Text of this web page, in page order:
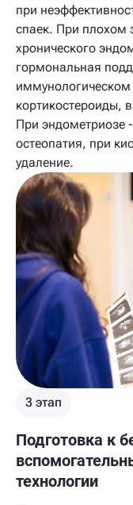
при
спаек. При плохом
хронического
гормональная
кортикостероиды,
При эндометриозе
остеопатия, при
удаление.
3 этап
Подготовка к
технологии